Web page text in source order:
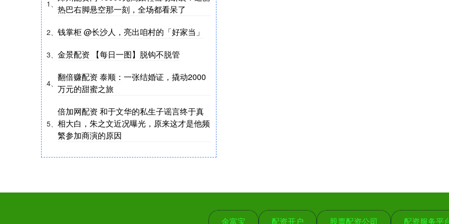
1、 热巴右脚悬空那一刻，全场都看呆了
2、 钱掌柜 @长沙人，亮出咱村的「好家当」
3、 金景配资 【每日一图】脱钩不脱管
4、
翻倍赚配资 泰顺：一张结婚证，撬动2000
万元的甜蜜之旅
5、
倍加网配资 和于文华的私生子谣言终于真
相大白，朱之文近况曝光，原来这才是他频
繁参加商演的原因
金富宝 配资开户 股票配资公司 配资服务平